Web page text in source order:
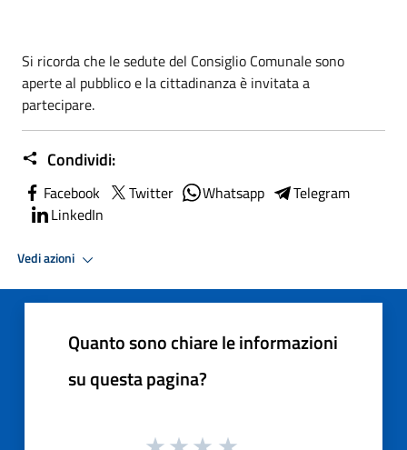
Si ricorda che le sedute del Consiglio Comunale sono
aperte al pubblico e la cittadinanza è invitata a
partecipare.
Condividi:
Facebook Twitter Whatsapp
Telegram
LinkedIn
Vedi azioni
Quanto sono chiare le informazioni
su questa pagina?